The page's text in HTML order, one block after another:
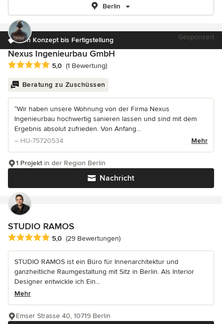
Berlin
Von Konzept bis Fertigstellung Gesponsert
Nexus Ingenieurbau GmbH
Durchschnittliche Bewertung: 5 von 5 Sternen
5,0 (1 Bewertung)
Beratung zu Zuschüssen
“Wir haben unsere Wohnung von der Firma Nexus
Ingenieurbau hochwertig sanieren lassen und sind mit dem
Ergebnis absolut zufrieden. Von Anfang...
– HU-75720534
Mehr
Nachricht
1 Projektin der Region Berlin
STUDIO RAMOS
Durchschnittliche Bewertung: 5 von 5 Sternen
5,0 (29 Bewertungen)
STUDIO RAMOS ist ein Büro für Innenarchitektur und
ganzheitliche Raumgestaltung mit Sitz in Berlin. Als Interior
Designer entwickle ich Ein...
Mehr
Emser Strasse 40, 10719 Berlin